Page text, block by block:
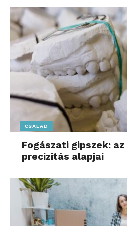
átlagosan 807 ezer forintot
négyzetméterért.
Az árak alakulása az elmúlt
figyelemre méltó dinamikát
esetében is. Az előző év
viszonyítva 23,3 százalékot
szegmensben. A legtöbb
kétszámjegyű áremelkedés
XVII. és a XVIII. kerületben
míg a kiugró, 35 százalékot
áremelkedés az I. és a XIX.
forintos négyzetméteráron
az év első kilenc
pesti kerületek között
különbség figyelhető meg:
CSALÁD
Fogászati gipszek:
precizitás alapjai